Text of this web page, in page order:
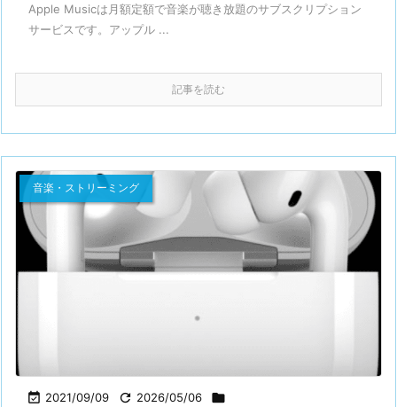
Apple Musicは月額定額で音楽が聴き放題のサブスクリプション
サービスです。アップル ...
記事を読む
 2021/09/09  2026/05/06 
音楽・ストリーミング